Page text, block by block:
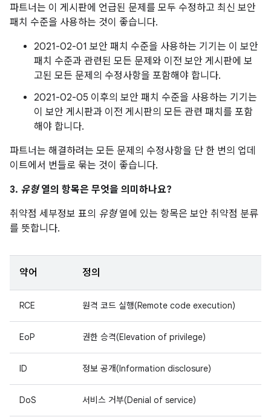
파트너는 이 게시판에 언급된 문제를 모두 수정하고 최신 보안
패치 수준을 사용하는 것이 좋습니다.
2021-02-01 보안 패치 수준을 사용하는 기기는 이 보안
패치 수준과 관련된 모든 문제와 이전 보안 게시판에 보
고된 모든 문제의 수정사항을 포함해야 합니다.
2021-02-05 이후의 보안 패치 수준을 사용하는 기기는
이 보안 게시판과 이전 게시판의 모든 관련 패치를 포함
해야 합니다.
파트너는 해결하려는 모든 문제의 수정사항을 단 한 번의 업데
이트에서 번들로 묶는 것이 좋습니다.
3. 유형열의 항목은 무엇을 의미하나요?
취약점 세부정보 표의 유형열에 있는 항목은 보안 취약점 분류
를 뜻합니다.
약어 정의
RCE 원격 코드 실행(Remote code execution)
EoP 권한 승격(Elevation of privilege)
ID 정보 공개(Information disclosure)
DoS 서비스 거부(Denial of service)